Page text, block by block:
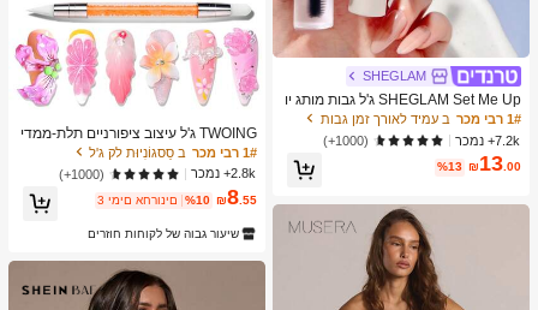
SHEGLAM
SHEGLAM Set Me Up ג'ל גבות מותג יו
פי קוסמטיקה איפור לנשים ולנערות
1# רבי מכר
ב עמיד לאורך זמן גבות
7.2k+ נמכר
(1000+)
₪13.00
%13
TWOING ג'ל עיצוב ציפורניים תלת-ממדי
מושלם לצביעה, קישוטים תלת-ממדיים ו
עיצוב ציפורניים להלווין, ג'ל ארכיטקטוני ל
הארכת ציפורניים עם ייבוש UV LED, ידיי
ם לא דביקות ושימוש רב-תכליתי לציפורני
ים, מוצר נמכר
1# רבי מכר
ב סַסגוֹנִיוּת לק ג'ל
2.8k+ נמכר
(1000+)
₪8.55
%10 3 ימים אחרונים
שיעור גבוה של לקוחות חוזרים